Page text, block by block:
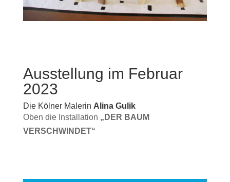
Ausstellung im Februar
2023
Die Kölner Malerin Alina Gulik
Oben die Installation „DER BAUM
VERSCHWINDET“